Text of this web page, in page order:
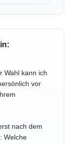
Wahl kann ich
vor
nach dem
Welche